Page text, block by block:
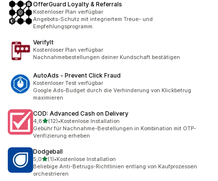
OfferGuard Loyalty & Referrals
Kostenloser Plan verfügbar
Angebots-Schutz mit integriertem Treue- und
Empfehlungsprogramm.
VerifyIt
Kostenloser Plan verfügbar
Nachnahmebestellungen deiner Kundschaft bestätigen
AutoAds ‑ Prevent Click Fraud
Kostenloser Test verfügbar
Google Ads-Budget durch die Verhinderung von Klickbetrug
maximieren
COD: Advanced Cash on Delivery
4,8von 5 Sternen
(12)
12 Rezensionen insgesamt
•Kostenlose Installation
Gebühr für Nachnahme-Bestellungen in Kombination mit OTP-
Verifizierung erheben
Dodgeball
5,0von 5 Sternen
(1)
1 Rezensionen insgesamt
•Kostenlose Installation
Beliebige Anti-Betrugs-Richtlinien entlang von Kaufprozessen
orchestrieren